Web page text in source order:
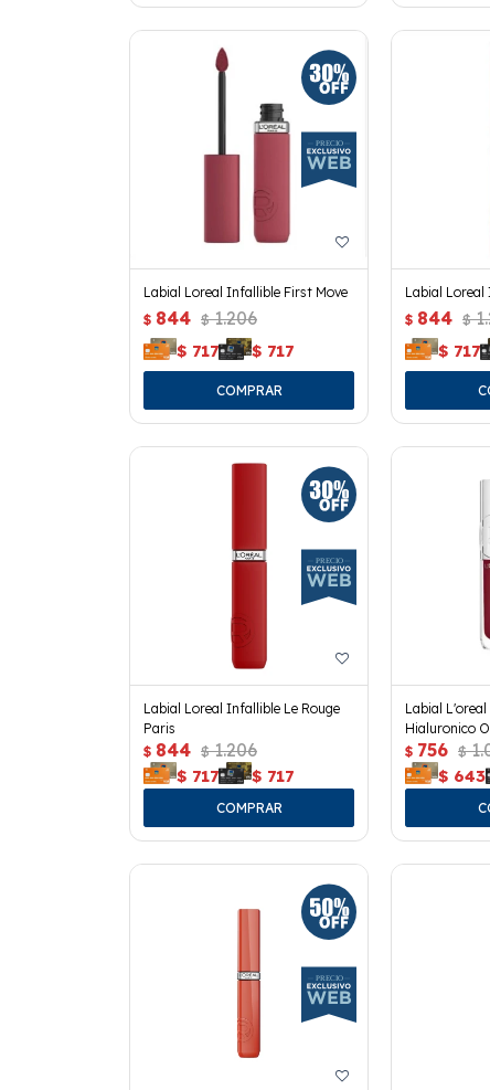
Labial Loreal Infallible First Move
$ 844 $ 1.206
$ 717 $ 717
Labial
$ 844 $
$ 717
Labial Loreal Infallible Le Rouge
Paris
$ 844 $ 1.206
$ 717 $ 717
Labial
Hialuronico
$ 756 $
$ 643